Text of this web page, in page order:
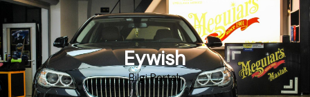
Skip
to
content
Eywish
Bilgi Portalı